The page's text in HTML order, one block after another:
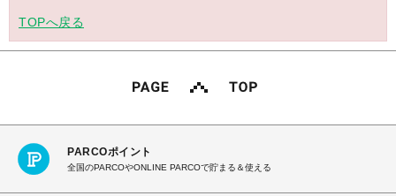
TOPへ戻る
PARCOポイント
全国のPARCOやONLINE PARCOで貯まる＆使える